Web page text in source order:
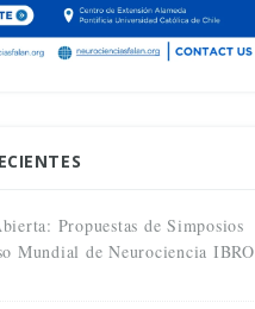
Propuestas de Simposios
Mundial de Neurociencia IBRO